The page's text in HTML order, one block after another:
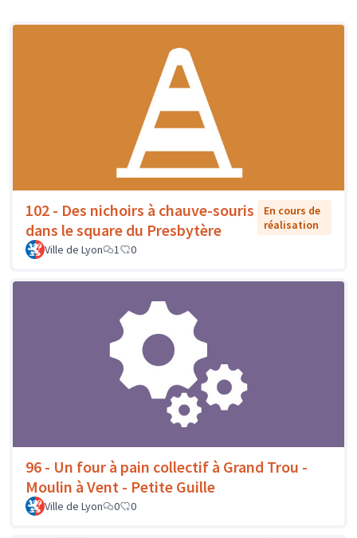
102 - Des nichoirs à chauve-souris
dans le square du Presbytère
En cours de
réalisation
Ville de Lyon
1 0
96 - Un four à pain collectif à Grand Trou -
Moulin à Vent - Petite Guille
Ville de Lyon 0 0